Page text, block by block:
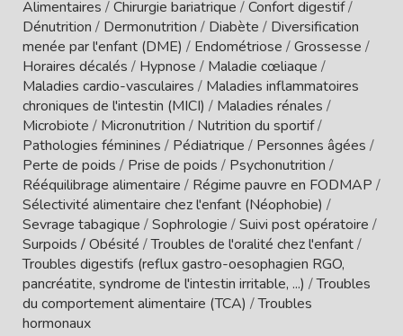
Alimentaires /Chirurgie bariatrique /Confort digestif/
Dénutrition / Dermonutrition / Diabète / Diversification
menée par l'enfant (DME) / Endométriose /Grossesse /
Horaires décalés / Hypnose / Maladie cœliaque /
Maladies cardio-vasculaires / Maladies inflammatoires
chroniques de l'intestin (MICI) / Maladies rénales /
Microbiote / Micronutrition / Nutrition du sportif/
Pathologies féminines / Pédiatrique / Personnes âgées /
Perte de poids / Prise de poids / Psychonutrition /
Rééquilibrage alimentaire / Régime pauvre en FODMAP /
Sélectivité alimentaire chez l'enfant (Néophobie) /
Sevrage tabagique /Sophrologie /Suivi post opératoire /
Surpoids / Obésité /Troubles de l'oralité chez l'enfant/
Troubles digestifs (reflux gastro-oesophagien RGO,
pancréatite, syndrome de l'intestin irritable, ...) /Troubles
du comportement alimentaire (TCA) /Troubles
hormonaux